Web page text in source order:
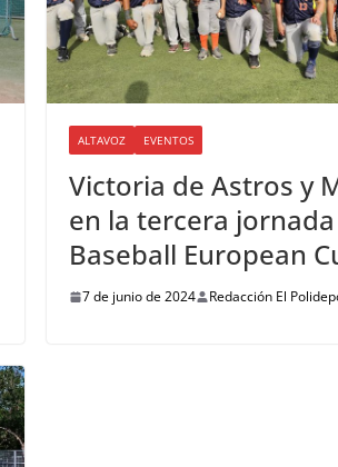
ALTAVOZ EVENTOS
Victoria de Astros y
en la tercera
Baseball European
7 de junio de 2024 Redacción El